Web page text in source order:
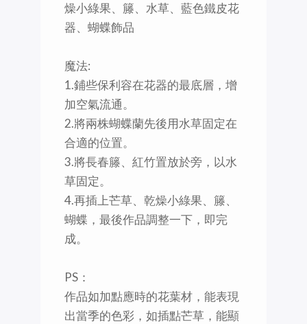
燥小綠果、籐、水草、藍色鐵皮花
器、蝴蝶飾品
魔法:
1.鋪些保利容在花器的最底層，增
加空氣流通。
2.將兩株蝴蝶蘭先後用水草固定在
合適的位置。
3.將長春籐、紅竹置放於旁，以水
草固定。
4.再插上芒草、乾燥小綠果、籐、
蝴蝶，最後作品調整一下，即完
成。
PS：
作品如加點應時的花葉材，能表現
出當季的色彩，如插點芒草，能顯